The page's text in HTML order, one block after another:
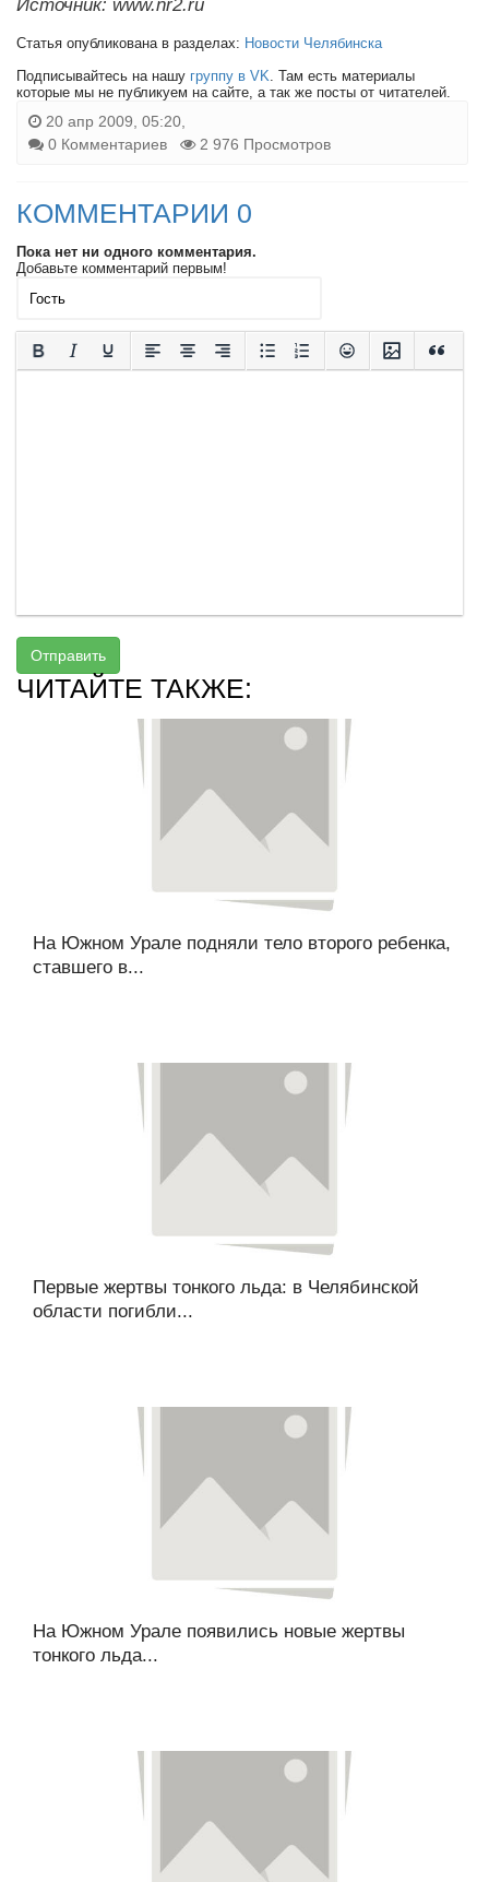
Источник: www.nr2.ru
Статья опубликована в разделах: Новости Челябинска
Подписывайтесь на нашу группу в VK. Там есть материалы
которые мы не публикуем на сайте, а так же посты от читателей.
20 апр 2009, 05:20,
0 Комментариев
2 976 Просмотров
КОММЕНТАРИИ 0
Пока нет ни одного комментария.
Добавьте комментарий первым!
Отправить
ЧИТАЙТЕ ТАКЖЕ:
На Южном Урале подняли тело второго ребенка,
ставшего в...
Первые жертвы тонкого льда: в Челябинской
области погибли...
На Южном Урале появились новые жертвы
тонкого льда...